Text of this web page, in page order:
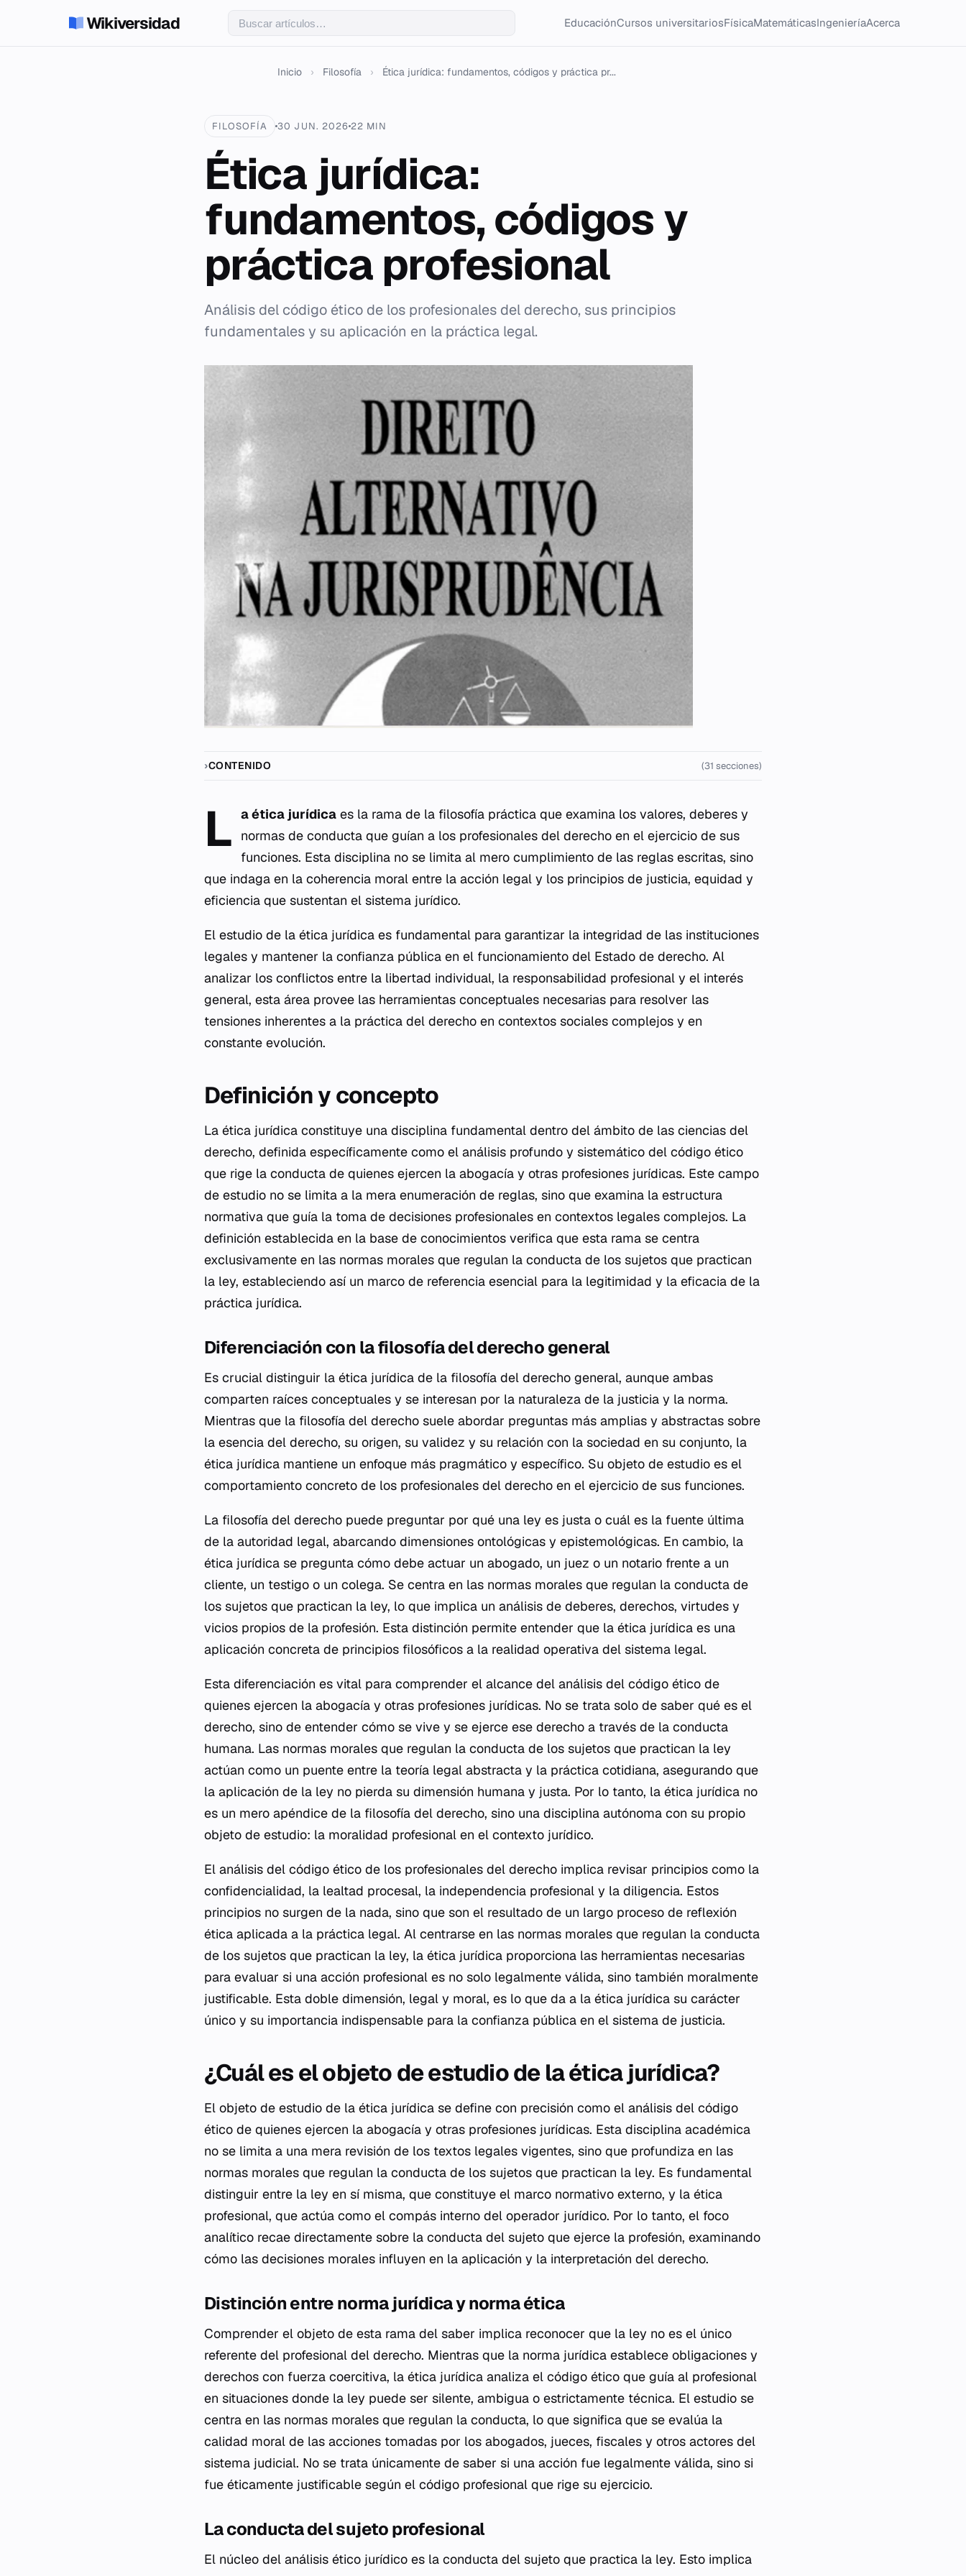
Wikiversidad EducaciónCursos universitariosFísicaMatemáticasIngenieríaAcerca
Inicio › Filosofía › Ética jurídica: fundamentos, códigos y práctica pr...
FILOSOFÍA 30 JUN. 2026 22 MIN
Ética jurídica:
fundamentos, códigos y
práctica profesional
Análisis del código ético de los profesionales del derecho, sus principios
fundamentales y su aplicación en la práctica legal.
CONTENIDO (31 secciones)
L a ética jurídica es la rama de la filosofía práctica que examina los valores, deberes y
normas de conducta que guían a los profesionales del derecho en el ejercicio de sus
funciones. Esta disciplina no se limita al mero cumplimiento de las reglas escritas, sino
que indaga en la coherencia moral entre la acción legal y los principios de justicia, equidad y
eficiencia que sustentan el sistema jurídico.
El estudio de la ética jurídica es fundamental para garantizar la integridad de las instituciones
legales y mantener la confianza pública en el funcionamiento del Estado de derecho. Al
analizar los conflictos entre la libertad individual, la responsabilidad profesional y el interés
general, esta área provee las herramientas conceptuales necesarias para resolver las
tensiones inherentes a la práctica del derecho en contextos sociales complejos y en
constante evolución.
Definición y concepto
La ética jurídica constituye una disciplina fundamental dentro del ámbito de las ciencias del
derecho, definida específicamente como el análisis profundo y sistemático del código ético
que rige la conducta de quienes ejercen la abogacía y otras profesiones jurídicas. Este campo
de estudio no se limita a la mera enumeración de reglas, sino que examina la estructura
normativa que guía la toma de decisiones profesionales en contextos legales complejos. La
definición establecida en la base de conocimientos verifica que esta rama se centra
exclusivamente en las normas morales que regulan la conducta de los sujetos que practican
la ley, estableciendo así un marco de referencia esencial para la legitimidad y la eficacia de la
práctica jurídica.
Diferenciación con la filosofía del derecho general
Es crucial distinguir la ética jurídica de la filosofía del derecho general, aunque ambas
comparten raíces conceptuales y se interesan por la naturaleza de la justicia y la norma.
Mientras que la filosofía del derecho suele abordar preguntas más amplias y abstractas sobre
la esencia del derecho, su origen, su validez y su relación con la sociedad en su conjunto, la
ética jurídica mantiene un enfoque más pragmático y específico. Su objeto de estudio es el
comportamiento concreto de los profesionales del derecho en el ejercicio de sus funciones.
La filosofía del derecho puede preguntar por qué una ley es justa o cuál es la fuente última
de la autoridad legal, abarcando dimensiones ontológicas y epistemológicas. En cambio, la
ética jurídica se pregunta cómo debe actuar un abogado, un juez o un notario frente a un
cliente, un testigo o un colega. Se centra en las normas morales que regulan la conducta de
los sujetos que practican la ley, lo que implica un análisis de deberes, derechos, virtudes y
vicios propios de la profesión. Esta distinción permite entender que la ética jurídica es una
aplicación concreta de principios filosóficos a la realidad operativa del sistema legal.
Esta diferenciación es vital para comprender el alcance del análisis del código ético de
quienes ejercen la abogacía y otras profesiones jurídicas. No se trata solo de saber qué es el
derecho, sino de entender cómo se vive y se ejerce ese derecho a través de la conducta
humana. Las normas morales que regulan la conducta de los sujetos que practican la ley
actúan como un puente entre la teoría legal abstracta y la práctica cotidiana, asegurando que
la aplicación de la ley no pierda su dimensión humana y justa. Por lo tanto, la ética jurídica no
es un mero apéndice de la filosofía del derecho, sino una disciplina autónoma con su propio
objeto de estudio: la moralidad profesional en el contexto jurídico.
El análisis del código ético de los profesionales del derecho implica revisar principios como la
confidencialidad, la lealtad procesal, la independencia profesional y la diligencia. Estos
principios no surgen de la nada, sino que son el resultado de un largo proceso de reflexión
ética aplicada a la práctica legal. Al centrarse en las normas morales que regulan la conducta
de los sujetos que practican la ley, la ética jurídica proporciona las herramientas necesarias
para evaluar si una acción profesional es no solo legalmente válida, sino también moralmente
justificable. Esta doble dimensión, legal y moral, es lo que da a la ética jurídica su carácter
único y su importancia indispensable para la confianza pública en el sistema de justicia.
¿Cuál es el objeto de estudio de la ética jurídica?
El objeto de estudio de la ética jurídica se define con precisión como el análisis del código
ético de quienes ejercen la abogacía y otras profesiones jurídicas. Esta disciplina académica
no se limita a una mera revisión de los textos legales vigentes, sino que profundiza en las
normas morales que regulan la conducta de los sujetos que practican la ley. Es fundamental
distinguir entre la ley en sí misma, que constituye el marco normativo externo, y la ética
profesional, que actúa como el compás interno del operador jurídico. Por lo tanto, el foco
analítico recae directamente sobre la conducta del sujeto que ejerce la profesión, examinando
cómo las decisiones morales influyen en la aplicación y la interpretación del derecho.
Distinción entre norma jurídica y norma ética
Comprender el objeto de esta rama del saber implica reconocer que la ley no es el único
referente del profesional del derecho. Mientras que la norma jurídica establece obligaciones y
derechos con fuerza coercitiva, la ética jurídica analiza el código ético que guía al profesional
en situaciones donde la ley puede ser silente, ambigua o estrictamente técnica. El estudio se
centra en las normas morales que regulan la conducta, lo que significa que se evalúa la
calidad moral de las acciones tomadas por los abogados, jueces, fiscales y otros actores del
sistema judicial. No se trata únicamente de saber si una acción fue legalmente válida, sino si
fue éticamente justificable según el código profesional que rige su ejercicio.
La conducta del sujeto profesional
El núcleo del análisis ético jurídico es la conducta del sujeto que practica la ley. Esto implica